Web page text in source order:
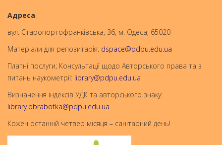
Aдреса:
вул. Старопортофранківська, 36, м. Одеса, 65020
Матеріали для репозитарія: dspace@pdpu.edu.ua
Платні послуги; Консультації щодо Авторського права та з
питань наукометрії: library@pdpu.edu.ua
Визначення індексів УДК та авторського знаку:
library.obrabotka@pdpu.edu.ua
Кожен останній четвер місяця – санітарний день!